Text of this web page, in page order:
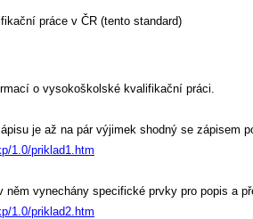
práce v ČR (tento standard)
o vysokoškolské kvalifikační práci.
je až na pár výjimek shodný se zápisem
1.0/priklad1.htm
vynechány specifické prvky pro popis a
1.0/priklad2.htm